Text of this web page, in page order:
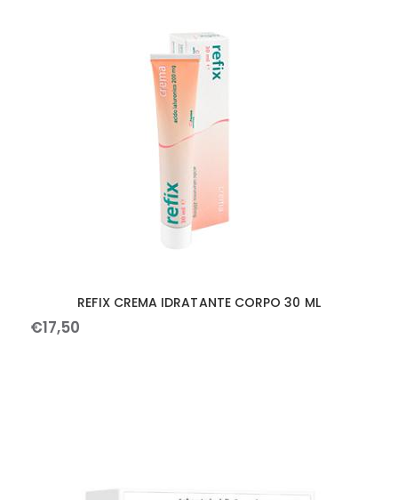
REFIX CREMA IDRATANTE CORPO 30 ML
€17,50